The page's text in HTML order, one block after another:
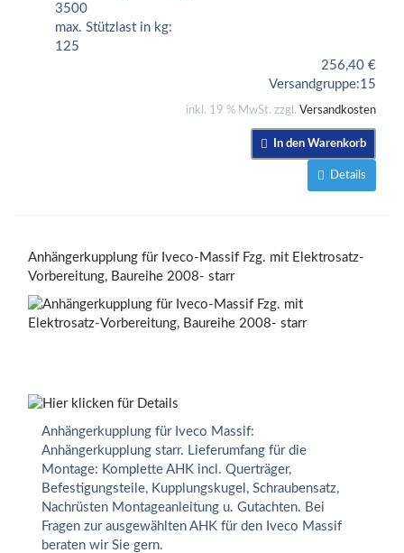
3500
max. Stützlast in kg:
125
256,40 €
Versandgruppe:15
inkl. 19 % MwSt. zzgl. Versandkosten
In den Warenkorb
Details
Anhängerkupplung für Iveco-Massif Fzg. mit Elektrosatz-
Vorbereitung, Baureihe 2008- starr
Anhängerkupplung für Iveco Massif:
Anhängerkupplung starr. Lieferumfang für die
Montage: Komplette AHK incl. Querträger,
Befestigungsteile, Kupplungskugel, Schraubensatz,
Nachrüsten Montageanleitung u. Gutachten. Bei
Fragen zur ausgewählten AHK für den Iveco Massif
beraten wir Sie gern.